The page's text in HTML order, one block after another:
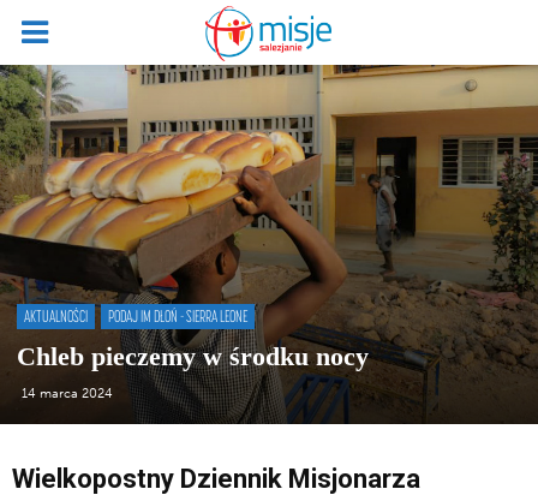
AKTUALNOŚCI PODAJ IM DŁOŃ - SIERRA LEONE
Chleb pieczemy w środku nocy
14 marca 2024
Wielkopostny Dziennik Misjonarza